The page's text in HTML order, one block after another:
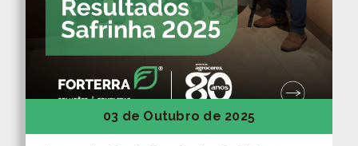
03 de Outubro de 2025